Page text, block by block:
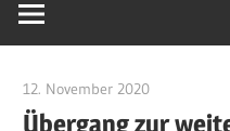
Eschringen
12. November 2020
Übergang zur